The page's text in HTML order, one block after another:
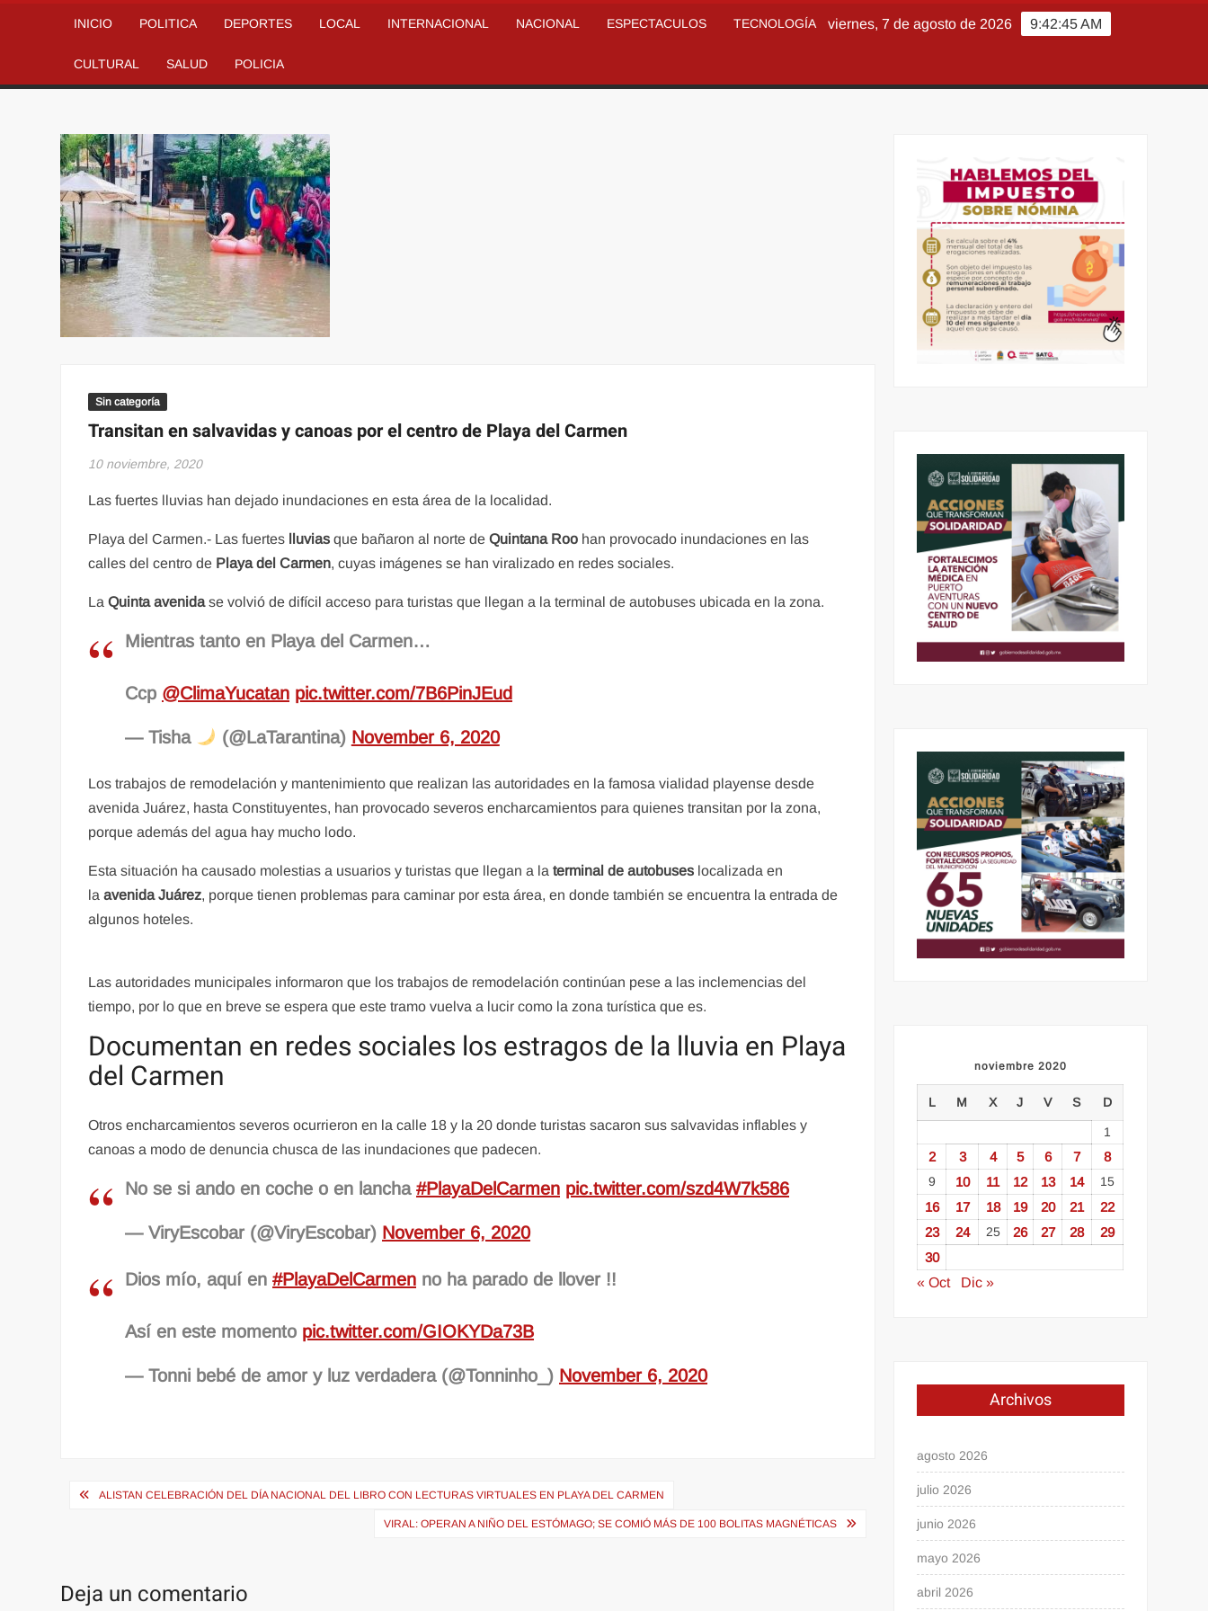
INICIO POLITICA DEPORTES LOCAL INTERNACIONAL NACIONAL ESPECTACULOS TECNOLOGÍA
CULTURAL SALUD POLICIA
9:42:46 AM
viernes, 7 de agosto de 2026
Sin categoría
Transitan en salvavidas y canoas por el centro de Playa del Carmen
10 noviembre, 2020
Las fuertes lluvias han dejado inundaciones en esta área de la localidad.
Playa del Carmen.- Las fuertes lluvias que bañaron al norte deQuintana Roo han provocado inundaciones en las
calles del centro de Playa del Carmen, cuyas imágenes se han viralizado en redes sociales.
LaQuinta avenidase volvió de difícil acceso para turistas que llegan a la terminal de autobuses ubicada en la zona.
Mientras tanto en Playa del Carmen…
Ccp @ClimaYucatan pic.twitter.com/7B6PinJEud
— Tisha (@LaTarantina) November 6, 2020
Los trabajos de remodelación y mantenimiento que realizan las autoridades en la famosa vialidad playense desde
avenida Juárez, hasta Constituyentes, han provocado severos encharcamientos para quienes transitan por la zona,
porque además del agua hay mucho lodo.
Esta situación ha causado molestias a usuarios y turistas que llegan a laterminal de autobuses localizada en
laavenida Juárez, porque tienen problemas para caminar por esta área, en donde también se encuentra la entrada de
algunos hoteles.
Las autoridades municipales informaron que los trabajos de remodelación continúan pese a las inclemencias del
tiempo, por lo que en breve se espera que este tramo vuelva a lucir como la zona turística que es.
Documentan en redes sociales los estragos de la lluvia en Playa
del Carmen
Otros encharcamientos severos ocurrieron en la calle 18 y la 20 donde turistas sacaron sus salvavidas inflables y
canoas a modo de denuncia chusca de las inundaciones que padecen.
No se si ando en coche o en lancha#PlayaDelCarmen pic.twitter.com/szd4W7k586
— ViryEscobar (@ViryEscobar) November 6, 2020
Dios mío, aquí en#PlayaDelCarmen no ha parado de llover !!
Así en este momento pic.twitter.com/GIOKYDa73B
— Tonni bebé de amor y luz verdadera (@Tonninho_) November 6, 2020
Navegación
ALISTAN CELEBRACIÓN DEL DÍA NACIONAL DEL LIBRO CON LECTURAS VIRTUALES EN PLAYA DEL CARMEN
VIRAL: OPERAN A NIÑO DEL ESTÓMAGO; SE COMIÓ MÁS DE 100 BOLITAS MAGNÉTICAS
Deja un comentario
noviembre 2020
L M X J V S D
1
2 3 4 5 6 7 8
9 10 11 12 13 14 15
16 17 18 19 20 21
22
23
24 25 26 27 28
29
30
« Oct
Dic »
Archivos
agosto 2026
julio 2026
junio 2026
mayo 2026
abril 2026